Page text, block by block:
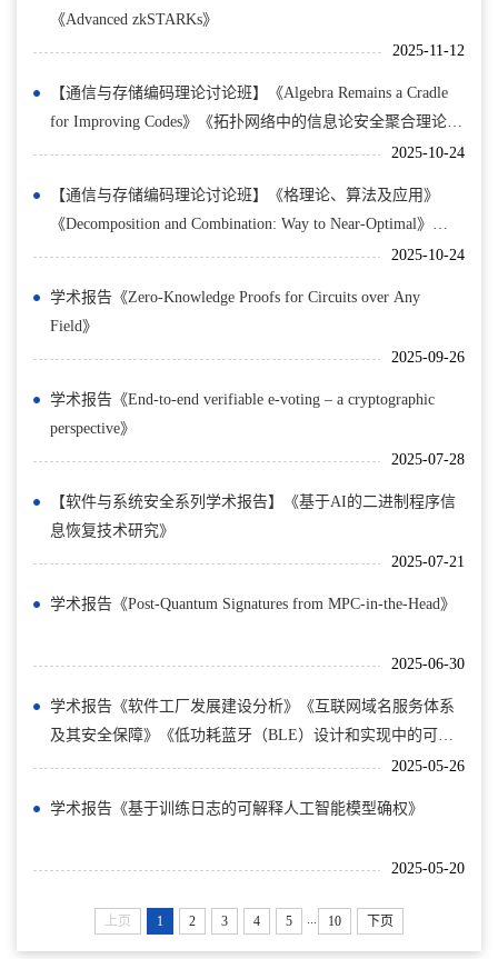
《Advanced zkSTARKs》
2025-11-12
【通信与存储编码理论讨论班】《Algebra Remains a Cradle
for Improving Codes》《拓扑网络中的信息论安全聚合理论研
2025-10-24
【通信与存储编码理论讨论班】《格理论、算法及应用》
《Decomposition and Combination: Way to Near-Optimal》
2025-10-24
学术报告《Zero-Knowledge Proofs for Circuits over Any
Field》
2025-09-26
学术报告《End-to-end verifiable e-voting – a cryptographic
perspective》
2025-07-28
【软件与系统安全系列学术报告】《基于AI的二进制程序信
息恢复技术研究》
2025-07-21
学术报告《Post-Quantum Signatures from MPC-in-the-Head》
2025-06-30
学术报告《软件工厂发展建设分析》《互联网域名服务体系
及其安全保障》《低功耗蓝牙（BLE）设计和实现中的可追
2025-05-26
学术报告《基于训练日志的可解释人工智能模型确权》
2025-05-20
上页 1 2 3 4 5 ... 10 下页